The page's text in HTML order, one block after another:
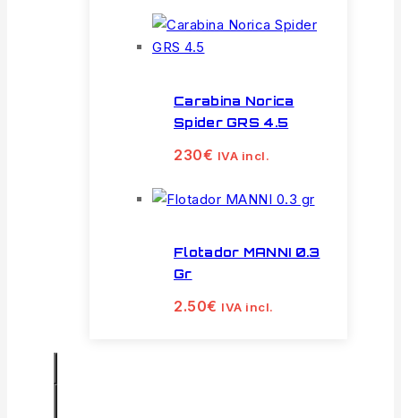
Carabina Norica
Spider GRS 4.5
230€ IVA incl.
Flotador MANNI 0.3
Gr
2.50€ IVA incl.